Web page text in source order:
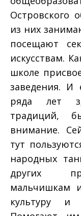
Островского
из них
посещают
искусствам.
школе
заведения. И
ряда лет
традиций,
внимание.
тут
народных
других
мальчишкам
культуру и